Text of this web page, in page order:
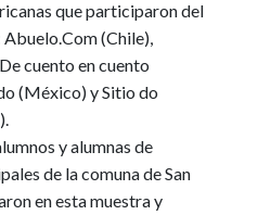
que participaron del
(Chile),
cuento en cuento
(México) y Sitio do
y alumnas de
de la comuna de San
en esta muestra y